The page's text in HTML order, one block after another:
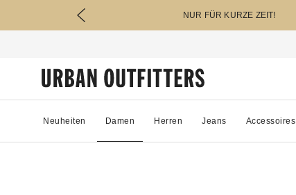
NUR FÜR KURZE ZEIT!
Neuheiten Damen Herren Jeans Accessoires